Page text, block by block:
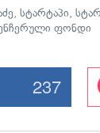
,სტარტაპი,
ფონდი
237